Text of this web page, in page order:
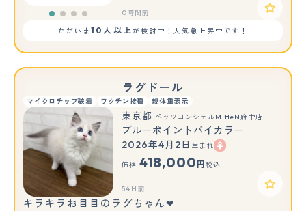
0時間前
ただいま10人以上が検討中！人気急上昇中です！
ラグドール
マイクロチップ装着 ワクチン接種 親体重表示
東京都 ペッツコンシェルMitteN府中店
ブルーポイントバイカラー
2026年4月2日 生まれ
価格:418,000 円 税込
54日前
キラキラお目目のラグちゃん❤